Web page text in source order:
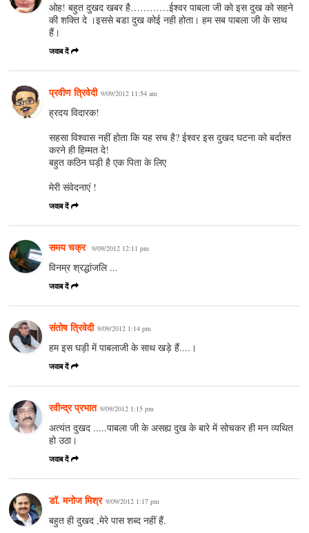
ओह! बहुत दुखद खबर है…………ईश्वर पाबला जी को इस दुख को सहने
की शक्ति दे ।इससे बडा दुख कोई नही होता। हम सब पाबला जी के साथ
हैं।
जवाब दें
प्रवीण त्रिवेदी 9/09/2012 11:54 am
ह्रदय विदारक!
सहसा विश्वास नहीं होता कि यह सच है? ईश्वर इस दुखद घटना को बर्दाश्त
करने ही हिम्मत दे!
बहुत कठिन घड़ी है एक पिता के लिए
मेरी संवेदनाएं !
जवाब दें
समय चक्र 9/09/2012 12:11 pm
विनम्र श्रद्धांजलि ...
जवाब दें
संतोष त्रिवेदी 9/09/2012 1:14 pm
हम इस घड़ी में पाबलाजी के साथ खड़े हैं....।
जवाब दें
रवीन्द्र प्रभात 9/09/2012 1:15 pm
अत्यंत दुखद .....पाबला जी के असह्य दुख के बारे में सोचकर ही मन व्यथित
हो उठा।
जवाब दें
डॉ. मनोज मिश्र 9/09/2012 1:17 pm
बहुत ही दुखद ,मेरे पास शब्द नहीं हैं.